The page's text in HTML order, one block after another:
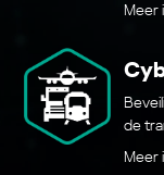
Meer
de
Meer